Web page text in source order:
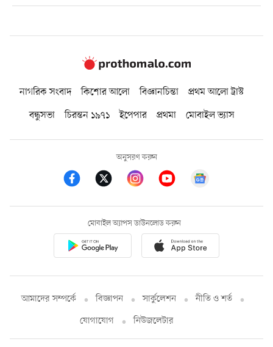
নাগরিক সংবাদ কিশোর আলো বিজ্ঞানচিন্তা
প্রথম আলো ট্রাস্ট
বন্ধুসভা
চিরন্তন ১৯৭১ ইপেপার প্রথমা মোবাইল ভ্যাস
অনুসরণ করুন
মোবাইল অ্যাপস ডাউনলোড করুন
আমাদের সম্পর্কে বিজ্ঞাপন সার্কুলেশন
নীতি ও শর্ত
যোগাযোগ
নিউজলেটার